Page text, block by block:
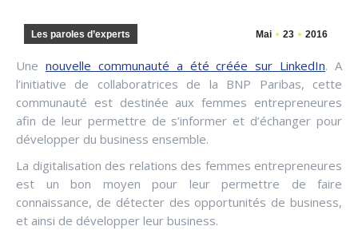
Mai 23 2016
Les paroles d’experts
Une nouvelle communauté a été créée sur LinkedIn. A
l’initiative de collaboratrices de la BNP Paribas, cette
communauté est destinée aux femmes entrepreneures
afin de leur permettre de s’informer et d’échanger pour
développer du business ensemble.
La digitalisation des relations des femmes entrepreneures
est un bon moyen pour leur permettre de faire
connaissance, de détecter des opportunités de business,
et ainsi de développer leur business.